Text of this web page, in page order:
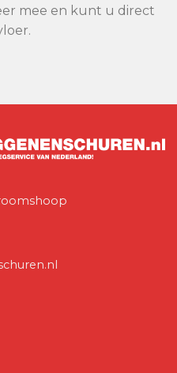
mee en kunt u direct